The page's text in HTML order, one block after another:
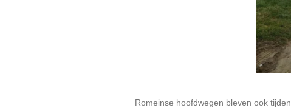
Romeinse hoofdwegen bleven ook